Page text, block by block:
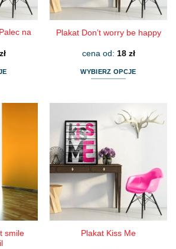
na
zł
Plakat Don’t worry be happy
cena od: 18 zł
WYBIERZ OPCJE
wiele
wariantów.
Opcje
można
wybrać
na
stronie
produktu
smile
Plakat Kiss Me